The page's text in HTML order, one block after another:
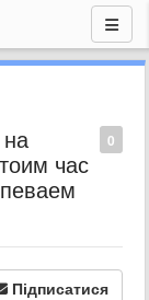
0
час
Підписатися